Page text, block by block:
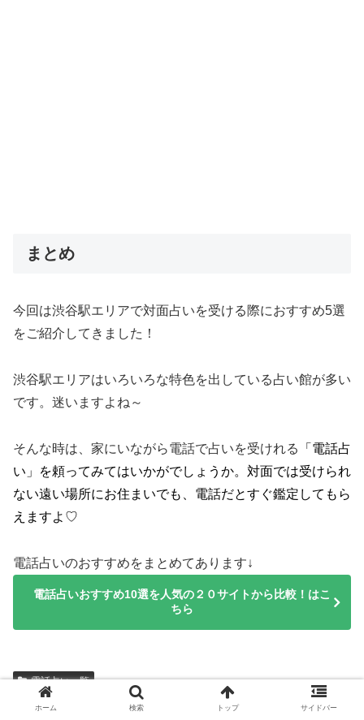
まとめ
今回は渋谷駅エリアで対面占いを受ける際におすすめ5選
をご紹介してきました！
渋谷駅エリアはいろいろな特色を出している占い館が多い
です。迷いますよね～
そんな時は、家にいながら電話で占いを受けれる
「電話占
い」を頼ってみてはいかがでしょうか。対面では受けられ
ない遠い場所にお住まいでも、電話だとすぐ鑑定してもら
えますよ♡
電話占いのおすすめをまとめてあります↓
電話占いおすすめ10選を人気の２０サイトから比較！はこ
ちら
電話占い一覧
ホーム 検索 トップ サイドバー